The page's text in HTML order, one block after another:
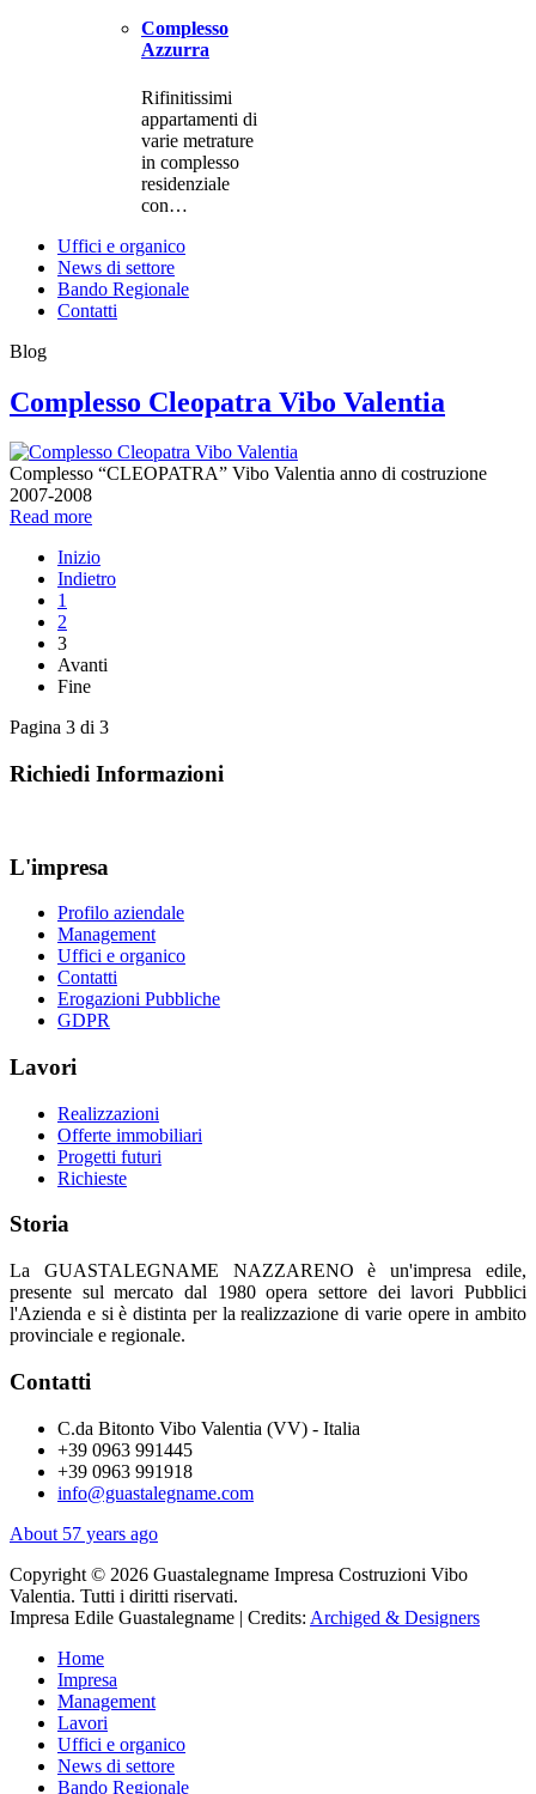
Complesso
Azzurra
Rifinitissimi
appartamenti di
varie metrature
in complesso
residenziale
con…
Uffici e organico
News di settore
Bando Regionale
Contatti
Blog
Complesso Cleopatra Vibo Valentia
Complesso “CLEOPATRA” Vibo Valentia anno di costruzione
2007-2008
Read more
Inizio
Indietro
1
2
3
Avanti
Fine
Pagina 3 di 3
Richiedi Informazioni
L'impresa
Profilo aziendale
Management
Uffici e organico
Contatti
Erogazioni Pubbliche
GDPR
Lavori
Realizzazioni
Offerte immobiliari
Progetti futuri
Richieste
Storia
La GUASTALEGNAME NAZZARENO è un'impresa edile,
presente sul mercato dal 1980 opera settore dei lavori Pubblici
l'Azienda e si è distinta per la realizzazione di varie opere in ambito
provinciale e regionale.
Contatti
C.da Bitonto Vibo Valentia (VV) - Italia
+39 0963 991445
+39 0963 991918
info@guastalegname.com
About 57 years ago
Copyright © 2026 Guastalegname Impresa Costruzioni Vibo
Valentia. Tutti i diritti riservati.
Impresa Edile Guastalegname | Credits: Archiged & Designers
Home
Impresa
Management
Lavori
Uffici e organico
News di settore
Bando Regionale